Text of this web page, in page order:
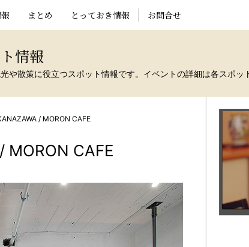
まとめ とっておき情報 お問合せ
情報
や散策に役立つスポット情報です。イベントの詳細は各スポッ
/ MORON CAFE
MORON CAFE